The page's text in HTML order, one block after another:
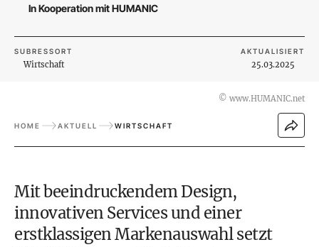
In Kooperation mit HUMANIC
SUBRESSORT
Wirtschaft
AKTUALISIERT
25.03.2025
© www.HUMANIC.net
HOME AKTUELL WIRTSCHAFT
Mit beeindruckendem Design,
innovativen Services und einer
erstklassigen Markenauswahl setzt